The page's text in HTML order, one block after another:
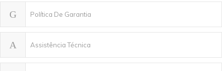
Política De Garantia
Assistência Técnica